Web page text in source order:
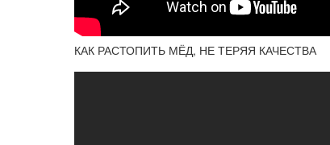
КАК РАСТОПИТЬ МЁД, НЕ ТЕРЯЯ КАЧЕСТВА